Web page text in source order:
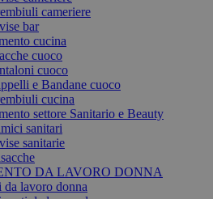
cameriere
bar
cucina
cuoco
cuoco
e Bandane cuoco
cucina
settore Sanitario e Beauty
sanitari
sanitarie
DA LAVORO DONNA
da lavoro donna